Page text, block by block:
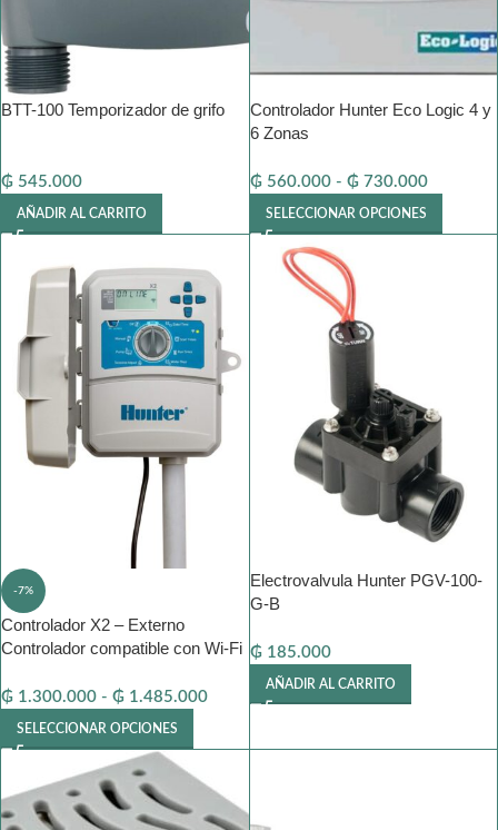
BTT-100 Temporizador de grifo
₲ 545.000
AÑADIR AL CARRITO
Controlador Hunter Eco Logic 4 y
6 Zonas
₲560.000 - ₲730.000
SELECCIONAR OPCIONES
-7%
Controlador X2 – Externo
Controlador compatible con Wi-Fi
₲ 1.300.000 - ₲ 1.485.000
SELECCIONAR OPCIONES
Electrovalvula Hunter PGV-100-
G-B
₲185.000
AÑADIR AL CARRITO